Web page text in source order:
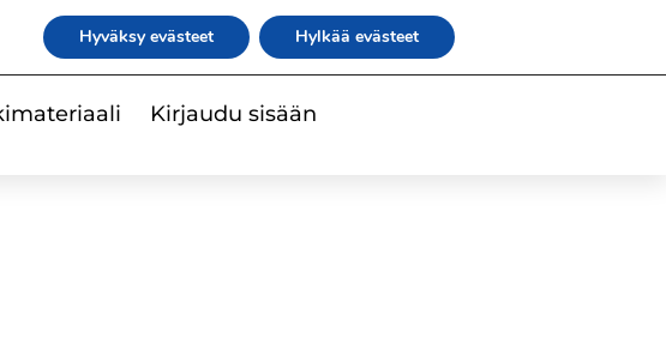
Tilaa uutiskirje | rateko.fi | RATEKO Akatemia |
Kirjaudu sisään
Hyväksy evästeet Hylkää evästeet